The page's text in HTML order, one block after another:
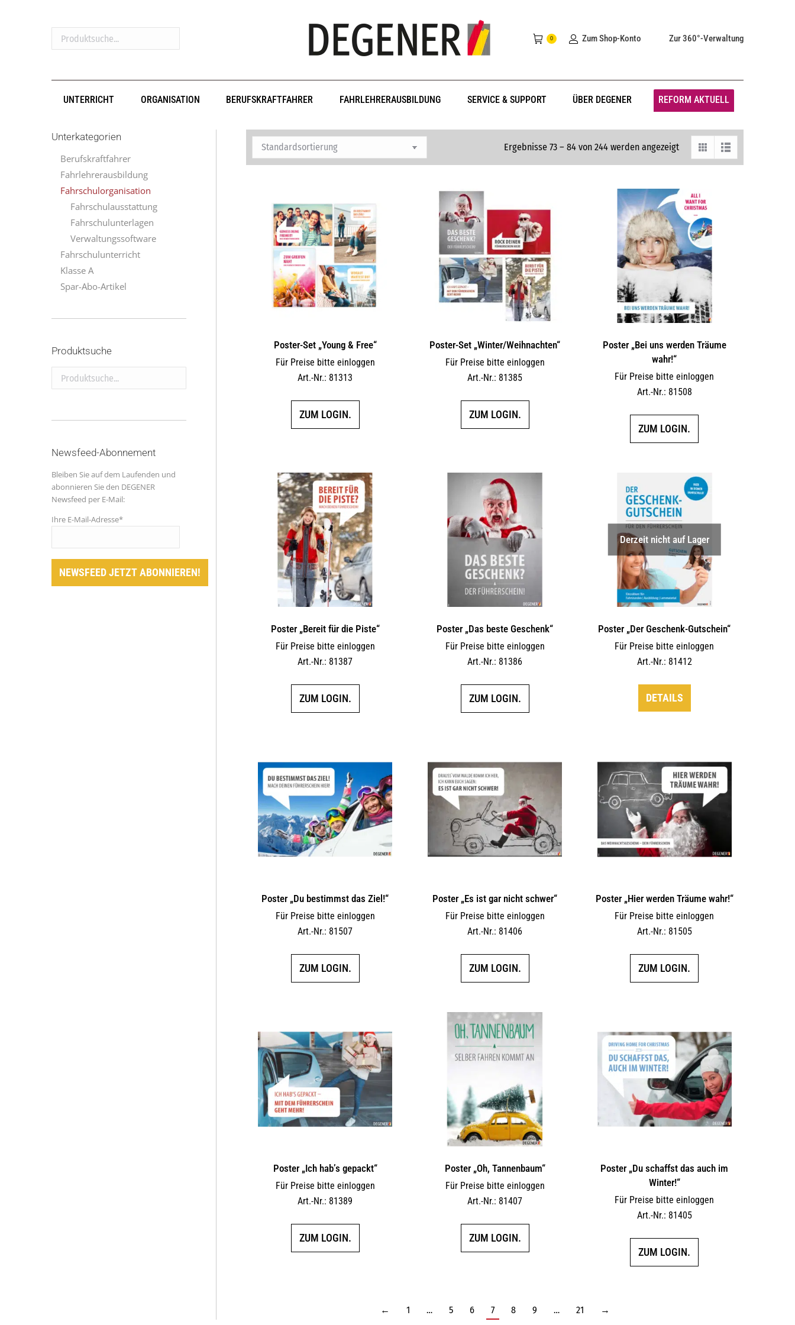
Produktsuche...
0 Zum Shop-Konto Zur 360°-Verwaltung
UNTERRICHT ORGANISATION BERUFSKRAFTFAHRER FAHRLEHRERAUSBILDUNG SERVICE & SUPPORT ÜBER DEGENER REFORM AKTUELL
Ergebnisse 73 – 84 von 244 werden angezeigt
Poster-Set „Young & Free“
Für Preise bitte einloggen
Art.-Nr.: 81313
ZUM LOGIN.
Poster-Set „Winter/Weihnachten“
Für Preise bitte einloggen
Art.-Nr.: 81385
ZUM LOGIN.
Poster „Bei uns werden Träume
wahr!“
Für Preise bitte einloggen
Art.-Nr.: 81508
ZUM LOGIN.
Poster „Bereit für die Piste“
Für Preise bitte einloggen
Art.-Nr.: 81387
ZUM LOGIN.
Poster „Das beste Geschenk“
Für Preise bitte einloggen
Art.-Nr.: 81386
ZUM LOGIN.
Derzeit nicht auf Lager
Poster „Der Geschenk-Gutschein“
Für Preise bitte einloggen
Art.-Nr.: 81412
DETAILS
Poster „Du bestimmst das Ziel!“
Für Preise bitte einloggen
Art.-Nr.: 81507
ZUM LOGIN.
Poster „Es ist gar nicht schwer“
Für Preise bitte einloggen
Art.-Nr.: 81406
ZUM LOGIN.
Poster „Hier werden Träume wahr!“
Für Preise bitte einloggen
Art.-Nr.: 81505
ZUM LOGIN.
Poster „Ich hab’s gepackt“
Für Preise bitte einloggen
Art.-Nr.: 81389
ZUM LOGIN.
Poster „Oh, Tannenbaum“
Für Preise bitte einloggen
Art.-Nr.: 81407
ZUM LOGIN.
Poster „Du schaffst das auch im
Winter!“
Für Preise bitte einloggen
Art.-Nr.: 81405
ZUM LOGIN.
← 1 … 5 6 7 8 9 … 21 →
Unterkategorien
Berufskraftfahrer
Fahrlehrerausbildung
Fahrschulorganisation
Fahrschulausstattung
Fahrschulunterlagen
Verwaltungssoftware
Fahrschulunterricht
Klasse A
Spar-Abo-Artikel
Produktsuche
Produktsuche...
Newsfeed-Abonnement
Bleiben Sie auf dem Laufenden und
abonnieren Sie den DEGENER
Newsfeed per E-Mail:
Ihre E-Mail-Adresse*